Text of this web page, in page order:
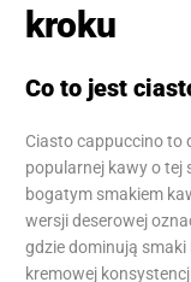
kroku
Co to jest
Ciasto cappuccino to
popularnej kawy o tej
bogatym smakiem
wersji deserowej
gdzie dominują
kremowej